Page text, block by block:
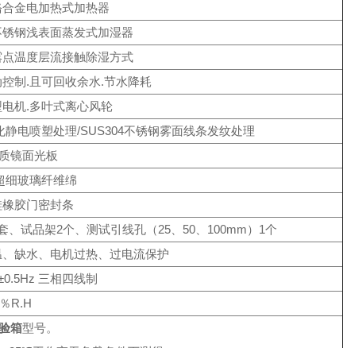
金电加热式加热器
钢浅表面蒸发式加湿器
温度层流接触除湿方式
制.且可回收余水.节水降耗
机.多叶式离心风轮
静电喷塑处理/SUS304不锈钢雾面线条发纹处理
镜面光板
细玻璃纤维绵
胶门密封条
、试品架2个、测试引线孔（25、50、100mm）1个
缺水、电机过热、过电流保护
三相四线制
R.H
箱型号。